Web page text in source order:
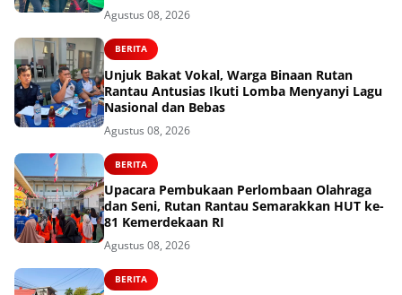
Agustus 08, 2026
BERITA
Unjuk Bakat Vokal, Warga Binaan Rutan
Rantau Antusias Ikuti Lomba Menyanyi Lagu
Nasional dan Bebas
Agustus 08, 2026
BERITA
Upacara Pembukaan Perlombaan Olahraga
dan Seni, Rutan Rantau Semarakkan HUT ke-
81 Kemerdekaan RI
Agustus 08, 2026
BERITA